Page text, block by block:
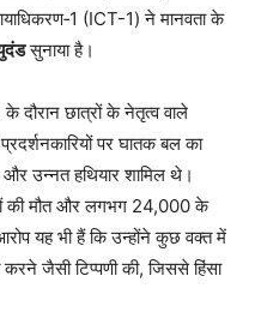
(ICT-1) ने मानवता के
सुनाया है।
छात्रों के नेतृत्व वाले
पर घातक बल का
उन्नत हथियार शामिल थे।
की मौत और लगभग 24,000 के
यह भी हैं कि उन्होंने कुछ वक्त में
करने जैसी टिप्पणी की, जिससे हिंसा